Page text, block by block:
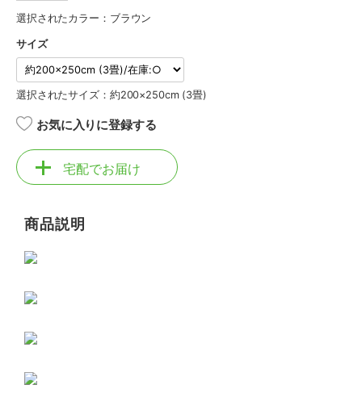
選択されたカラー：ブラウン
サイズ
選択されたサイズ：約200×250cm (3畳)
お気に入りに登録する
宅配でお届け
商品説明